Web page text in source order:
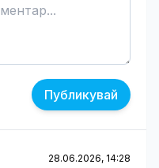
Публикувай
28.06.2026, 14:28